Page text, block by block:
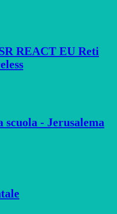
REACT EU Reti
scuola - Jerusalema